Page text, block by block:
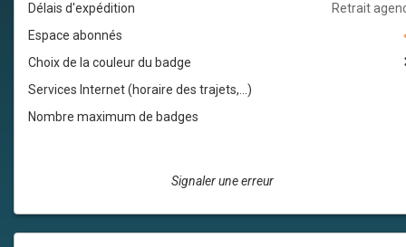
Délais d'expédition
Retrait
Espace abonnés
Choix de la couleur du badge
Services Internet (horaire des trajets,...)
Nombre maximum de badges
Signaler une erreur